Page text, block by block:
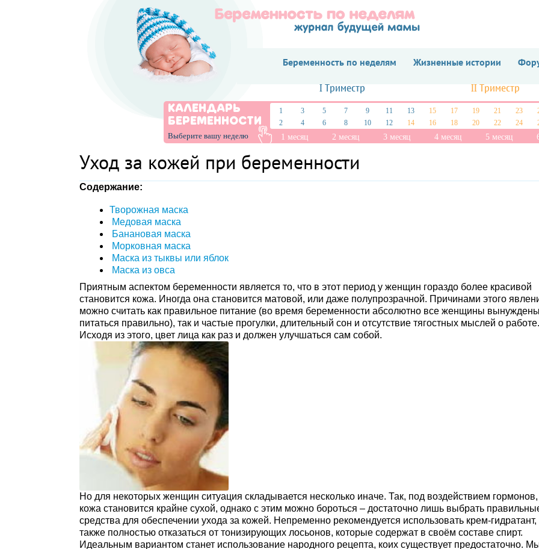
Беременность по неделям Жизненные истории
I Триместр II Триместр
КАЛЕНДАРЬ
БЕРЕМЕННОСТИ
Выберите вашу неделю
1 3 5 7 9 11 13 15 17 19 21 23
2
4 6 8 10 12 14 16 18 20 22 24
1 месяц 2 месяц 3 месяц 4 месяц 5 месяц
Уход за кожей при беременности
Содержание:
Творожная маска
Медовая маска
Банановая маска
Морковная маска
Маска из тыквы или яблок
Маска из овса
Приятным аспектом беременности является то, что в этот период у женщин гораздо более красивой
становится кожа. Иногда она становится матовой, или даже полупрозрачной. Причинами этого
можно считать как правильное питание (во время беременности абсолютно все женщины вынуждены
питаться правильно), так и частые прогулки, длительный сон и отсутствие тягостных мыслей о работе.
Исходя из этого, цвет лица как раз и должен улучшаться сам собой.
Но для некоторых женщин ситуация складывается несколько иначе. Так, под воздействием гормонов,
кожа становится крайне сухой, однако с этим можно бороться – достаточно лишь выбрать
средства для обеспечении ухода за кожей. Непременно рекомендуется использовать крем-гидратант,
также полностью отказаться от тонизирующих лосьонов, которые содержат в своём составе спирт.
Идеальным вариантом станет использование народного рецепта, коих существует предостаточно.